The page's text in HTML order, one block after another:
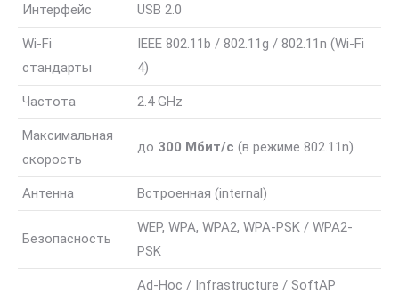
Интерфейс USB 2.0
Wi-Fi
стандарты
IEEE 802.11b / 802.11g / 802.11n (Wi-Fi
4)
Частота 2.4 GHz
Максимальная
скорость
до 300 Мбит/с (в режиме 802.11n)
Антенна Встроенная (internal)
Безопасность
WEP, WPA, WPA2, WPA-PSK / WPA2-
PSK
Ad-Hoc / Infrastructure / SoftAP